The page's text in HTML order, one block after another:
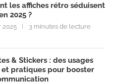
les affiches rétro séduisent
2025 ?
2025 3 minutes de lecture
& Stickers : des usages
pratiques pour booster